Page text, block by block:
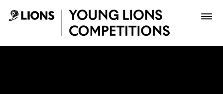
Saltar al contenido principal